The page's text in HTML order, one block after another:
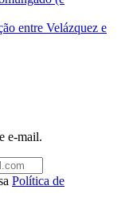
entre Velázquez e
e-mail.
Política de